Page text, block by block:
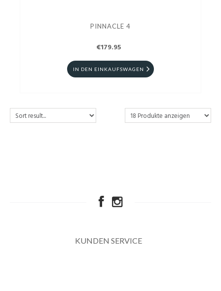
PINNACLE 4
€179.95
IN DEN EINKAUFSWAGEN
KUNDEN SERVICE